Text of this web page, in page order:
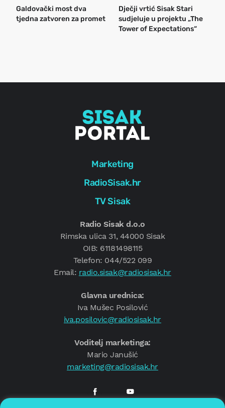
Galdovački most dva
tjedna zatvoren za promet
Dječji vrtić Sisak Stari
sudjeluje u projektu „The
Tower of Expectations“
Marketing
RadioSisak.hr
TV Sisak
Radio Sisak d.o.o
Rimska ulica 31, 44000 Sisak
OIB: 61181498115
Telefon: 044/522 099
Email: radio.sisak@radiosisak.hr
Glavna urednica:
Iva Mušec Posilović
iva.posilovic@radiosisak.hr
Voditelj marketinga:
Mario Janušić
marketing@radiosisak.hr